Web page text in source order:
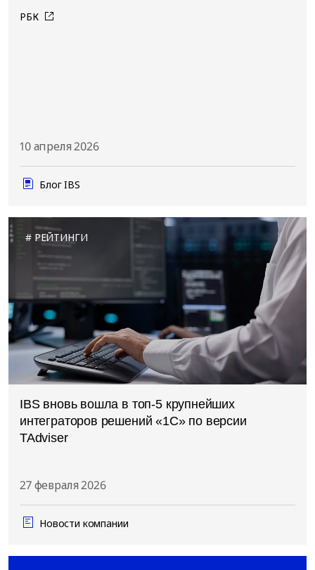
РБК
10 апреля 2026
Блог IBS
РЕЙТИНГИ
IBS вновь вошла в топ-5 крупнейших
интеграторов решений «1С» по версии
TAdviser
27 февраля 2026
Новости компании